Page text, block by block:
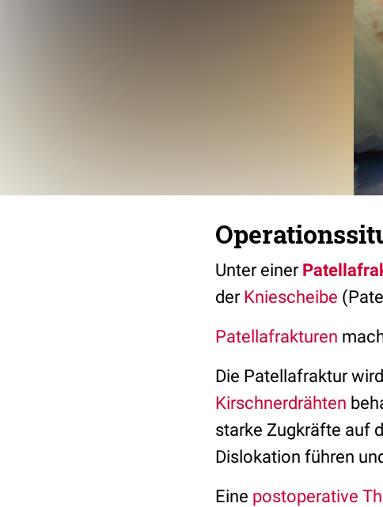
Unter einer
der Kniescheibe
Patellafrakturen
Die Patellafraktur
Kirschnerdrähten
starke Zugkräfte auf
Dislokation führen
Eine postoperative